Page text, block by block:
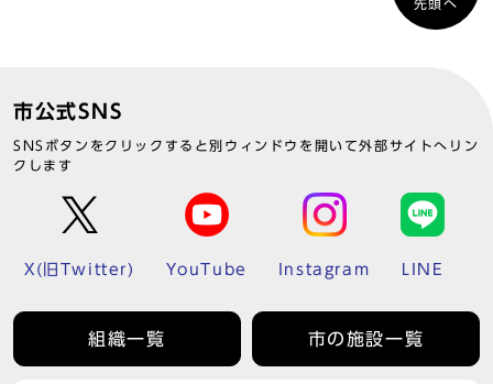
先頭へ
市公式SNS
SNSボタンをクリックすると別ウィンドウを開いて外部サイトへリン
クします
X(旧Twitter) YouTube Instagram LINE
組織一覧 市の施設一覧